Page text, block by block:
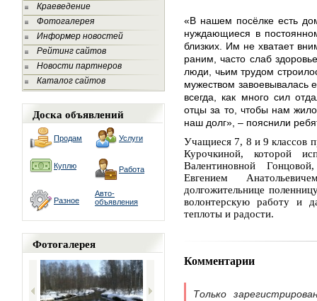
Краеведение
Фотогалерея
Информер новостей
Рейтинг сайтов
Новости партнеров
Каталог сайтов
Доска объявлений
Продам Услуги
Куплю Работа
Разное
Авто-
объявления
Фотогалерея
«В нашем посёлке есть
нуждающиеся в
близких. Им не хватает
раним, часто слаб
люди, чьим трудом
мужеством завоевывалась
всегда, как много сил
отцы за то, чтобы нам
наш долг», – пояснили
Учащиеся 7, 8 и 9 классов
Курочкиной, которой
Валентиновной
Евгением
долгожительнице
волонтерскую работу и
теплоты и радости.
Комментарии
Только